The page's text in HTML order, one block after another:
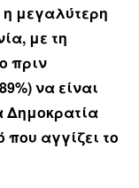
μεγαλύτερη
με τη
πριν
να είναι
Δημοκρατία
αγγίζει το